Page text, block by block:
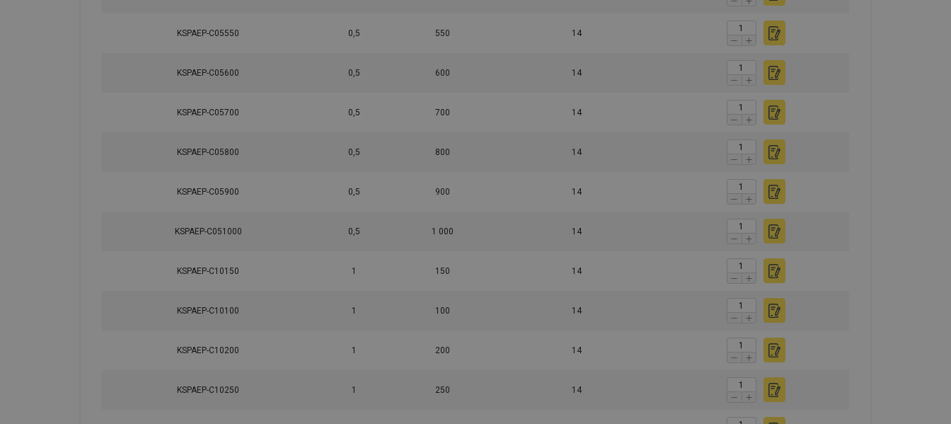
KSPAEP-C05550 0,5 550 14
KSPAEP-C05600 0,5 600 14
KSPAEP-C05700 0,5 700 14
KSPAEP-C05800 0,5 800 14
KSPAEP-C05900 0,5 900 14
KSPAEP-C051000 0,5 1 000 14
KSPAEP-C10150 1 150 14
KSPAEP-C10100 1 100 14
KSPAEP-C10200 1 200 14
KSPAEP-C10250 1 250 14